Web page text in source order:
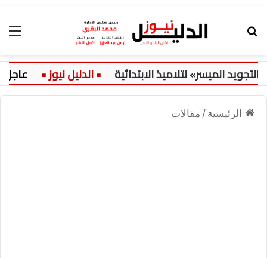
الميسر» لتلاميذ الابتدائية عاجل:
الرئيسية / مقالات